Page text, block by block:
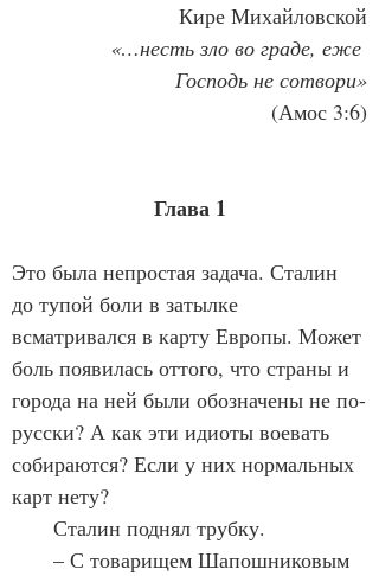
Кире Михайловской
«…несть зло во граде, еже
Господь не сотвори»
(Амос 3:6)
Глава 1
Это была непростая задача. Сталин
до тупой боли в затылке
всматривался в карту Европы. Может
боль появилась оттого, что страны и
города на ней были обозначены не по-
русски? А как эти идиоты воевать
собираются? Если у них нормальных
карт нету?
       Сталин поднял трубку.